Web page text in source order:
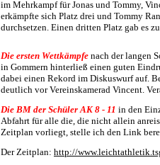
im Mehrkampf für Jonas und Tommy,
erkämpfte sich Platz drei und Tommy
durchsetzen. Einen dritten Platz gab es
Die ersten Wettkämpfe nach der langen
in Gommern hinterließ einen guten
dabei einen Rekord im Diskuswurf auf.
deutlich vor Vereinskamerad Vincent.
Die BM der Schüler AK 8 - 11 in den
Abfahrt für alle die, die nicht allein
Zeitplan vorliegt, stelle ich den Link
Der Zeitplan: http://